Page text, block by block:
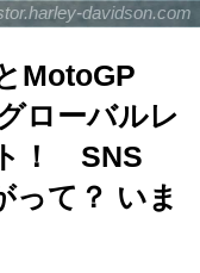
davidson.com
MotoGP
ローバルレ
！ SNS
って？ いま